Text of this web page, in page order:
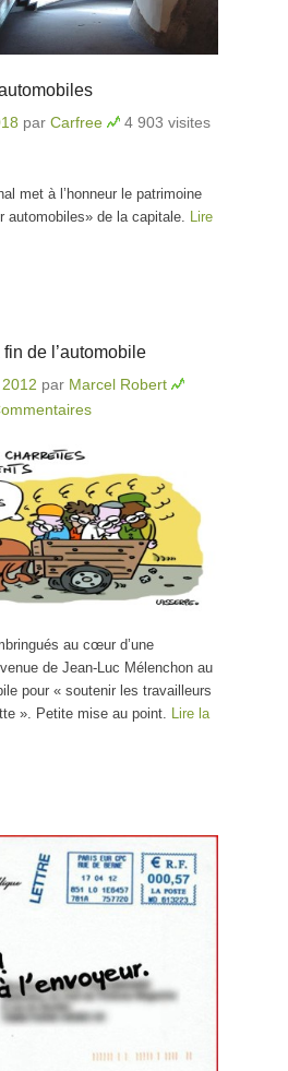
par Carfree
4 903 visites
met à l’honneur le patrimoine
automobiles» de la capitale. Lire
de l’automobile
par Marcel Robert
au cœur d’une
de Jean-Luc Mélenchon au
pour « soutenir les travailleurs
». Petite mise au point. Lire la